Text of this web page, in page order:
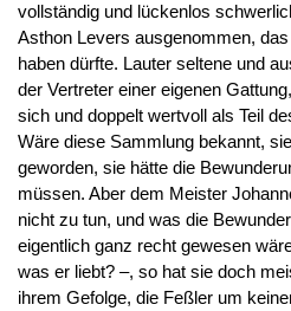
vollständig und lückenlos
Asthon Levers ausgenommen,
haben dürfte. Lauter seltene und
der Vertreter einer eigenen
sich und doppelt wertvoll als Teil
Wäre diese Sammlung bekannt,
geworden, sie hätte die
müssen. Aber dem Meister
nicht zu tun, und was die
eigentlich ganz recht gewesen
was er liebt? –, so hat sie doch
ihrem Gefolge, die Feßler um